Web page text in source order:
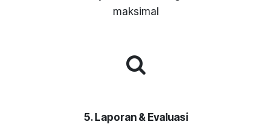
maksimal
5. Laporan & Evaluasi